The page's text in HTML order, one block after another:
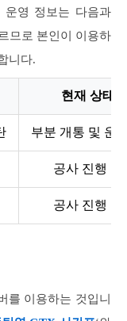
운영 정보는 다음과
므로 본인이 이용하
니다.
현재 상태
부분 개통 및 운
공사 진행 중
공사 진행 중
를 이용하는 것입니